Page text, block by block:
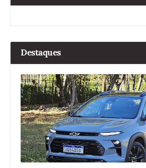
Destaques